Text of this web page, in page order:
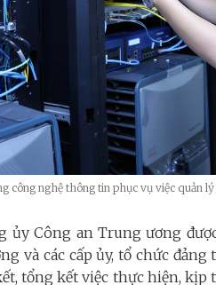
công nghệ thông tin phục vụ việc quản
ủy Công an Trung ương
và các cấp ủy, tổ chức
tổng kết việc thực hiện, kịp